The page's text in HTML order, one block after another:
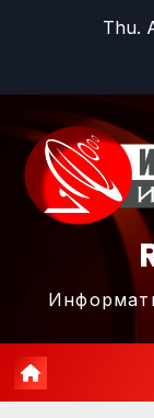
Thu.